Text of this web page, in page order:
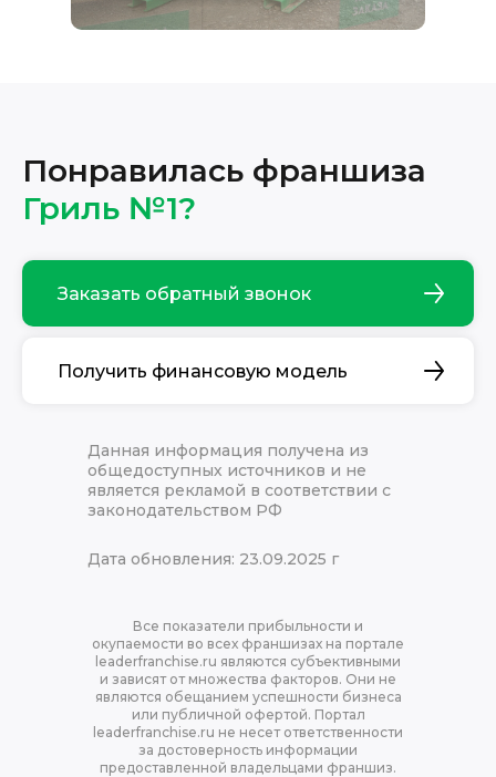
Понравилась франшиза
Гриль №1?
Заказать обратный звонок
Получить финансовую модель
Данная информация получена из
общедоступных источников и не
является рекламой в соответствии с
законодательством РФ
Дата обновления: 23.09.2025 г
Все показатели прибыльности и
окупаемости во всех франшизах на портале
leaderfranchise.ru являются субъективными
и зависят от множества факторов. Они не
являются обещанием успешности бизнеса
или публичной офертой. Портал
leaderfranchise.ru не несет ответственности
за достоверность информации
предоставленной владельцами франшиз.